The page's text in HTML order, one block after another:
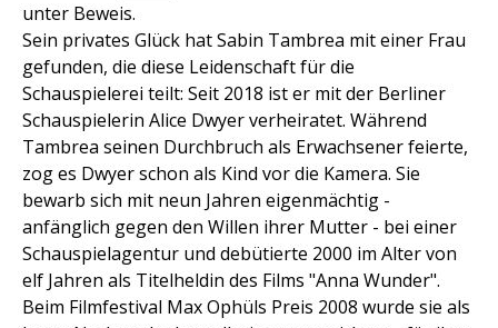
unter Beweis.
Sein privates Glück hat Sabin Tambrea mit einer Frau
gefunden, die diese Leidenschaft für die
Schauspielerei teilt: Seit 2018 ist er mit der Berliner
Schauspielerin Alice Dwyer verheiratet. Während
Tambrea seinen Durchbruch als Erwachsener feierte,
zog es Dwyer schon als Kind vor die Kamera. Sie
bewarb sich mit neun Jahren eigenmächtig -
anfänglich gegen den Willen ihrer Mutter - bei einer
Schauspielagentur und debütierte 2000 im Alter von
elf Jahren als Titelheldin des Films "Anna Wunder".
Beim Filmfestival Max Ophüls Preis 2008 wurde sie als